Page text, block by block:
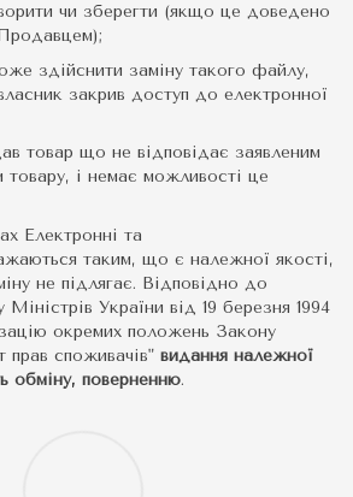
чи зберегти (якщо це доведено
здійснити заміну такого файлу,
закрив доступ до електронної
товар що не відповідає заявленим
товару, і немає можливості це
Електронні та
таким, що є належної якості,
не підлягає. Відповідно до
України від 19 березня 1994
окремих положень Закону
прав споживачів" видання належної
обміну, поверненню.